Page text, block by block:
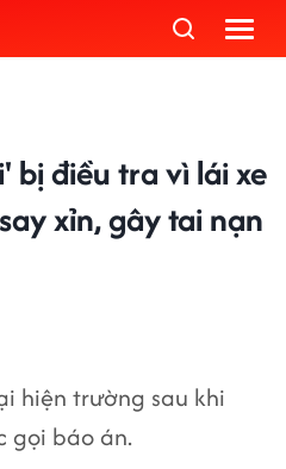
bị điều tra vì lái xe
xỉn, gây tai nạn
hiện trường sau khi
gọi báo án.